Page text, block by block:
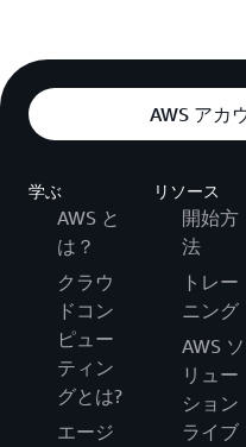
AWS アカ
学ぶ
AWS と
は？
クラウ
ドコン
ピュー
ティン
グとは?
エージ
リソース
開始方
法
トレー
ニング
AWS ソ
リュー
ション
ライブ